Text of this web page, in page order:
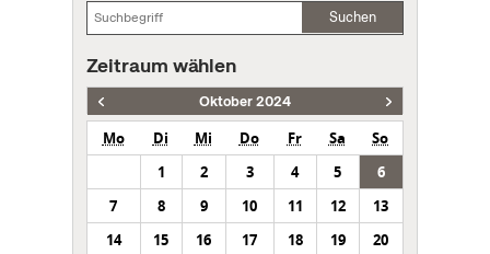
Suchen
Zeitraum wählen
Oktober 2024
Mo Di Mi Do Fr Sa
So
1
2 3 4 5
6
7
8 9 10 11 12
13
14
15 16 17 18 19
20